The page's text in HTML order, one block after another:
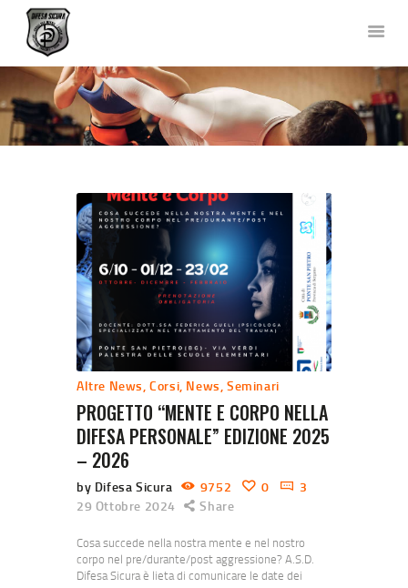
DIFESA SICURA KRAV MAGA
Corsi di Difesa Personale a Bergamo
HOME
CHI SIAMO
NEWS
FOTO E VIDEO
TEAM
COLLABORAZIONI
DOVE SIAMO
CONTATTACI
Altre News,Corsi, News,Seminari
PROGETTO “MENTE E CORPO NELLA
DIFESA PERSONALE” EDIZIONE 2025
– 2026
by Difesa Sicura 9752 0
3
29 Ottobre 2024
Share
Cosa succede nella nostra mente e nel nostro
corpo nel pre/durante/post aggressione? A.S.D.
Difesa Sicura è lieta di comunicare le date dei